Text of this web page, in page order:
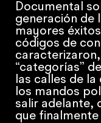
Documental
generación de
mayores
códigos de
“categorías”
las calles de
los mandos
salir adelante,
que